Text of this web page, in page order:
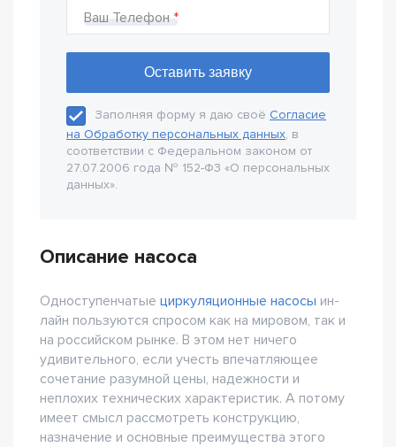
Ваш Телефон
Заполняя форму я даю своё Согласие
на Обработку персональных данных, в
соответствии с Федеральном законом от
27.07.2006 года № 152-Ф3 «О персональных
данных».
Описание насоса
Одноступенчатые циркуляционные насосы ин-
лайн пользуются спросом как на мировом, так и
на российском рынке. В этом нет ничего
удивительного, если учесть впечатляющее
сочетание разумной цены, надежности и
неплохих технических характеристик. А потому
имеет смысл рассмотреть конструкцию,
назначение и основные преимущества этого